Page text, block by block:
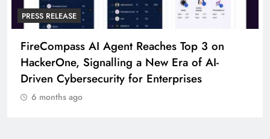
PRESS RELEASE
FireCompass AI Agent Reaches Top 3 on
HackerOne, Signalling a New Era of AI-
Driven Cybersecurity for Enterprises
6 months ago